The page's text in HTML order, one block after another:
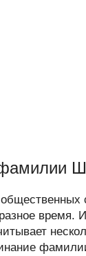
время.